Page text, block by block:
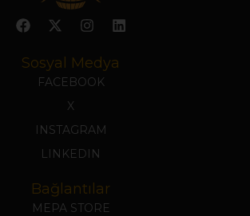
Sosyal Medya
FACEBOOK
X
INSTAGRAM
LINKEDIN
Bağlantılar
MEPA STORE